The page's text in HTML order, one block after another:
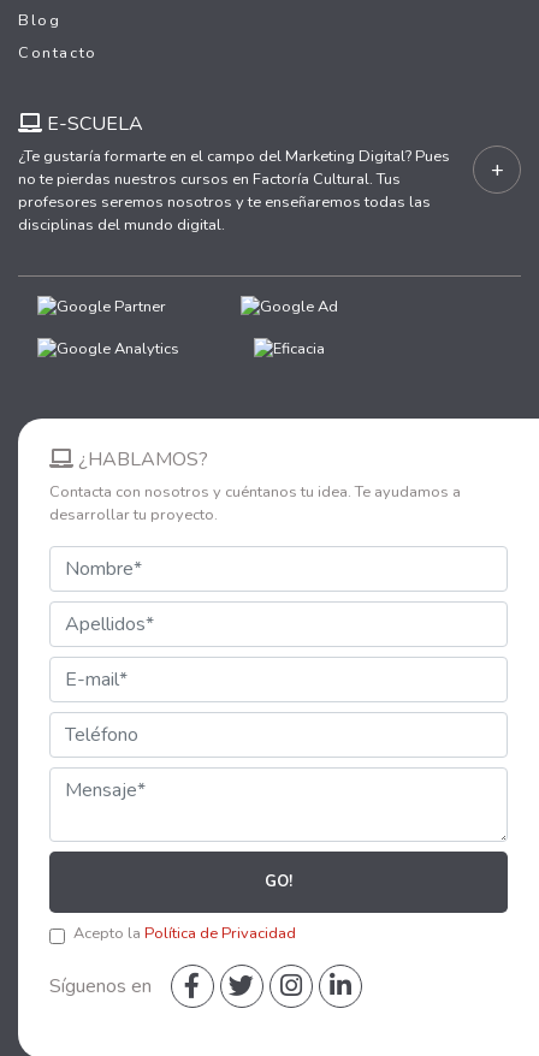
Blog
Contacto
E-SCUELA
¿Te gustaría formarte en el campo del Marketing Digital? Pues
no te pierdas nuestros cursos en Factoría Cultural. Tus
profesores seremos nosotros y te enseñaremos todas las
disciplinas del mundo digital.
+
¿HABLAMOS?
Contacta con nosotros y cuéntanos tu idea. Te ayudamos a
desarrollar tu proyecto.
GO!
Acepto la Política de Privacidad
Síguenos en